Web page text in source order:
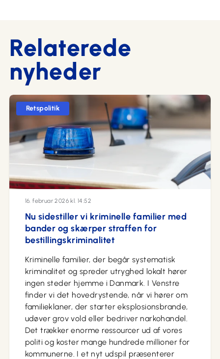
Relaterede
nyheder
Retspolitik
16. februar 2026 kl. 14:52
Nu sidestiller vi kriminelle familier med
bander og skærper straffen for
bestillingskriminalitet
Kriminelle familier, der begår systematisk
kriminalitet og spreder utryghed lokalt hører
ingen steder hjemme i Danmark. I Venstre
finder vi det hovedrystende, når vi hører om
familieklaner, der starter eksplosionsbrande,
udøver grov vold eller bedriver narkohandel.
Det trækker enorme ressourcer ud af vores
politi og koster mange hundrede millioner for
kommunerne. I et nyt udspil præsenterer